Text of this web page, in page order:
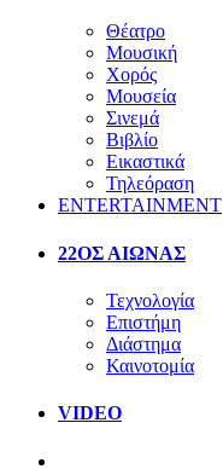
Θέατρο
Μουσική
Χορός
Μουσεία
Σινεμά
Βιβλίο
Εικαστικά
Τηλεόραση
ENTERTAINMENT
22ΟΣ ΑΙΩΝΑΣ
Τεχνολογία
Επιστήμη
Διάστημα
Καινοτομία
VIDEO